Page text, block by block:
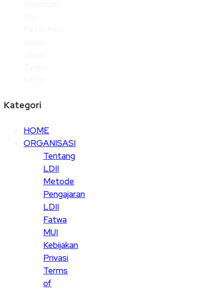
Kategori
HOME
ORGANISASI
Tentang
LDII
Metode
Pengajaran
LDII
Fatwa
MUI
Kebijakan
Privasi
Terms
of